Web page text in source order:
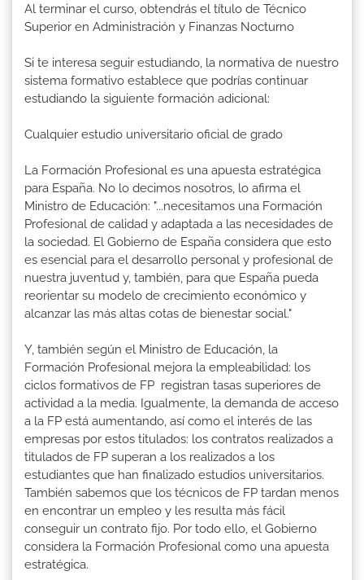
Al terminar el curso, obtendrás el título de Técnico
Superior en Administración y Finanzas Nocturno
Si te interesa seguir estudiando, la normativa de nuestro
sistema formativo establece que podrías continuar
estudiando la siguiente formación adicional:
Cualquier estudio universitario oficial de grado
La Formación Profesional es una apuesta estratégica
para España. No lo decimos nosotros, lo afirma el
Ministro de Educación: "...necesitamos una Formación
Profesional de calidad y adaptada a las necesidades de
la sociedad. El Gobierno de España considera que esto
es esencial para el desarrollo personal y profesional de
nuestra juventud y, también, para que España pueda
reorientar su modelo de crecimiento económico y
alcanzar las más altas cotas de bienestar social."
Y, también según el Ministro de Educación, la
Formación Profesional mejora la empleabilidad: los
ciclos formativos de FP registran tasas superiores de
actividad a la media. Igualmente, la demanda de acceso
a la FP está aumentando, así como el interés de las
empresas por estos titulados: los contratos realizados a
titulados de FP superan a los realizados a los
estudiantes que han finalizado estudios universitarios.
También sabemos que los técnicos de FP tardan menos
en encontrar un empleo y les resulta más fácil
conseguir un contrato fijo. Por todo ello, el Gobierno
considera la Formación Profesional como una apuesta
estratégica.